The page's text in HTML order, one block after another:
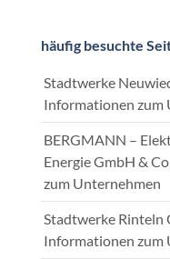
häufig besuchte
Stadtwerke
Informationen zum
BERGMANN –
Energie GmbH &
zum Unternehmen
Stadtwerke Rinteln
Informationen zum